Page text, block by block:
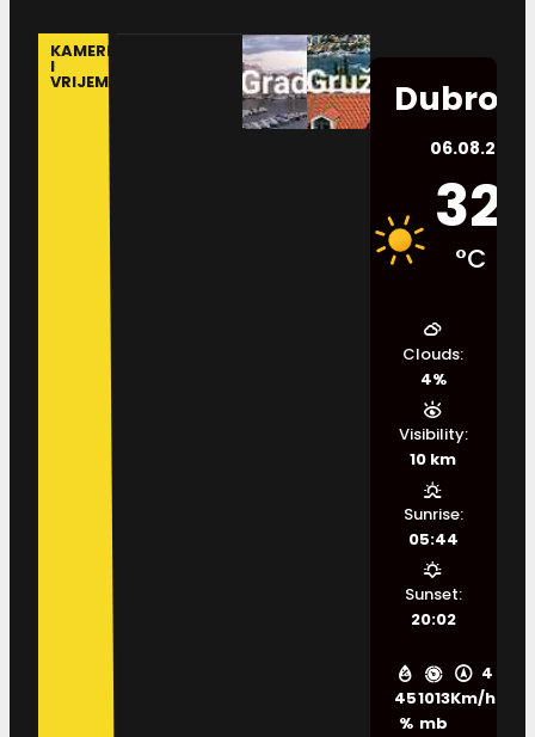
KAMERE
I
VRIJEME
06.08.2026.
32
°C
45
%
1013
mb
4
Km/h
Clouds:
4%
Visibility:
10 km
Sunrise:
05:44
Sunset:
20:02